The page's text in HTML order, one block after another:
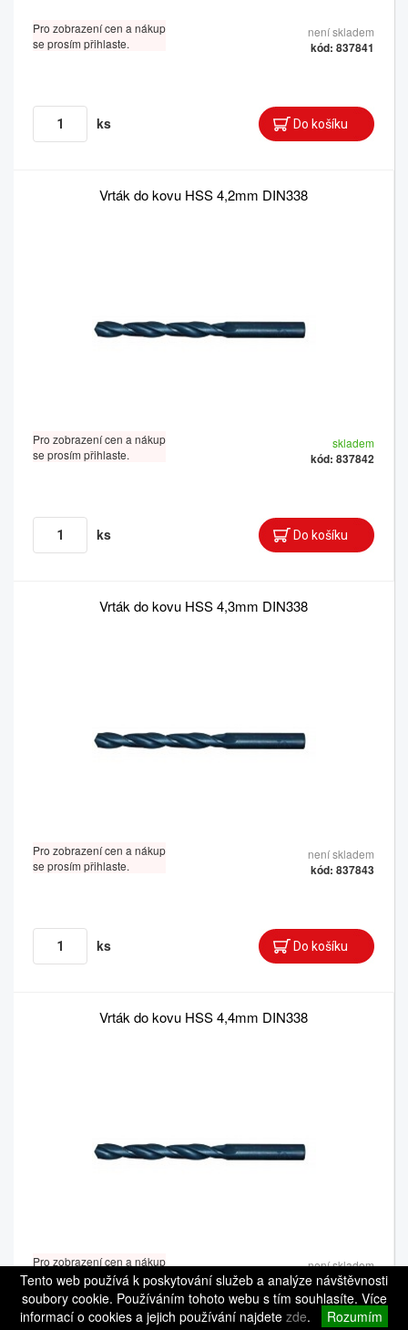
Pro zobrazení cen a nákup
se prosím přihlaste.
není skladem
kód: 837841
ks
Vrták do kovu HSS 4,2mm DIN338
Pro zobrazení cen a nákup
se prosím přihlaste.
skladem
kód: 837842
ks
Vrták do kovu HSS 4,3mm DIN338
Pro zobrazení cen a nákup
se prosím přihlaste.
není skladem
kód: 837843
ks
Vrták do kovu HSS 4,4mm DIN338
Pro zobrazení cen a nákup
se prosím přihlaste.
není skladem
kód: 837844
Tento web používá k poskytování služeb a analýze návštěvnosti
soubory cookie. Používáním tohoto webu s tím souhlasíte. Více
informací o cookies a jejich používání najdete zde. Rozumím